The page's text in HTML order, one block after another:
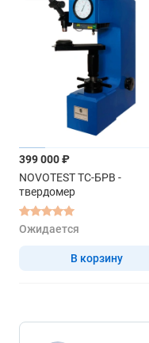
399 000 ₽
NOVOTEST ТС-БРВ -
твердомер
Ожидается
В корзину